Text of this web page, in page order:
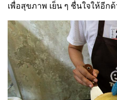
เพื่อสุขภาพ เย็น ๆ ชื่นใจให้อีกด้